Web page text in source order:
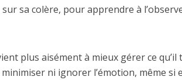
sa colère, pour apprendre à
plus aisément à mieux gérer ce qu’il
ni ignorer l’émotion, même si